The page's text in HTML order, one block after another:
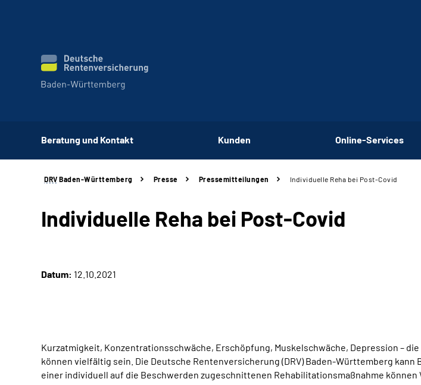
Beratung und Kontakt Kunden Online-Services
DRV Baden-Württemberg Presse Pressemitteilungen Individuelle Reha bei Post-Covid
Individuelle Reha bei Post-Covid
Datum: 12.10.2021
Kurzatmigkeit, Konzentrationsschwäche, Erschöpfung, Muskelschwäche, Depression –
können vielfältig sein. Die Deutsche Rentenversicherung (DRV) Baden-Württemberg
einer individuell auf die Beschwerden zugeschnittenen Rehabilitationsmaßnahme